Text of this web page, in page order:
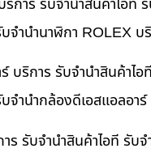
การ รับจำนำสินค้าไอที
ำนำนาฬิกา ROLEX บ
บริการ รับจำนำสินค้า
ำนำกล้องดีเอสแอลอา
ร รับจำนำสินค้าไอที รับ